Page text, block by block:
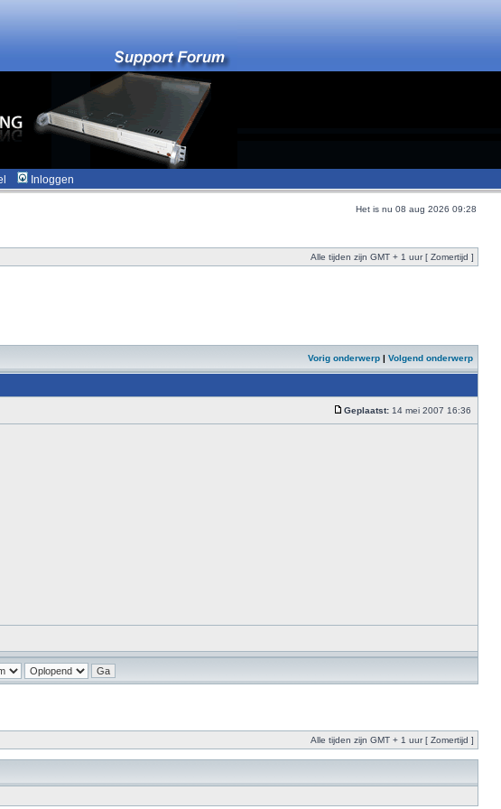
Inloggen
Het is nu 08 aug 2026 09:28
Alle tijden zijn GMT + 1 uur [ Zomertijd ]
Vorig onderwerp | Volgend onderwerp
Geplaatst: 14 mei 2007 16:36
Alle tijden zijn GMT + 1 uur [ Zomertijd ]